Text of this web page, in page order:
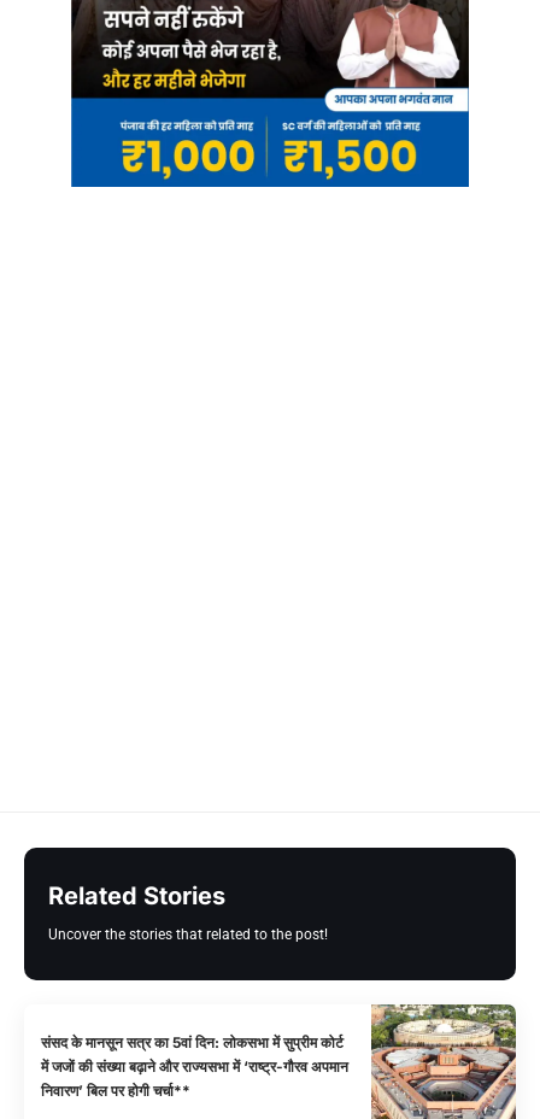
Related Stories
Uncover the stories that related to the post!
संसद के मानसून सत्र का 5वां दिन: लोकसभा में सुप्रीम कोर्ट
में जजों की संख्या बढ़ाने और राज्यसभा में ‘राष्ट्र-गौरव अपमान
निवारण’ बिल पर होगी चर्चा**